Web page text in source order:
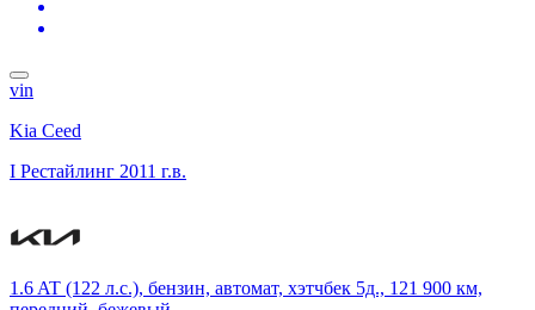
vin
Kia Ceed
I Рестайлинг 2011 г.в.
1.6 AT (122 л.с.), бензин, автомат, хэтчбек 5д., 121 900 км,